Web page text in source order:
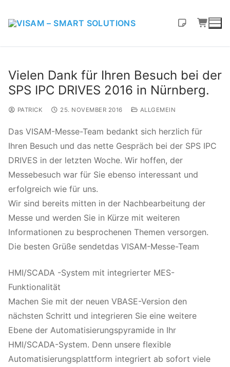
Vielen Dank für Ihren Besuch bei der
SPS IPC DRIVES 2016 in Nürnberg.
PATRICK 25. NOVEMBER 2016 ALLGEMEIN
Das VISAM-Messe-Team bedankt sich herzlich für
Ihren Besuch und das nette Gespräch bei der SPS IPC
DRIVES in der letzten Woche. Wir hoffen, der
Messebesuch war für Sie ebenso interessant und
erfolgreich wie für uns.
Wir sind bereits mitten in der Nachbearbeitung der
Messe und werden Sie in Kürze mit weiteren
Informationen zu besprochenen Themen versorgen.
Die besten Grüße sendetdas VISAM-Messe-Team
HMI/SCADA -System mit integrierter MES-
Funktionalität
Machen Sie mit der neuen VBASE-Version den
nächsten Schritt und integrieren Sie eine weitere
Ebene der Automatisierungspyramide in Ihr
HMI/SCADA-System. Denn unsere flexible
Automatisierungsplattform integriert ab sofort viele